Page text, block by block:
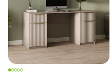
стол
стол подвесной